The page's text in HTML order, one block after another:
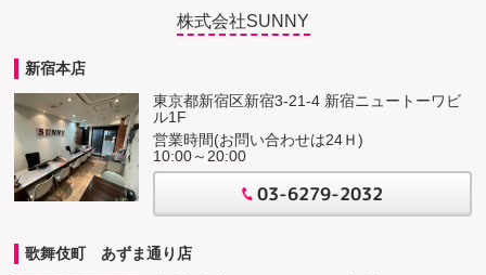
株式会社SUNNY
新宿本店
東京都新宿区新宿3-21-4 新宿ニュートーワビ
ル1F
営業時間(お問い合わせは24Ｈ)
10:00～20:00
03-6279-2032
歌舞伎町 あずま通り店